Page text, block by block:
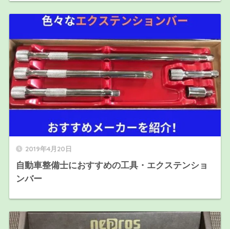
2019年4月20日
自動車整備士におすすめの工具・エクステンショ
ンバー